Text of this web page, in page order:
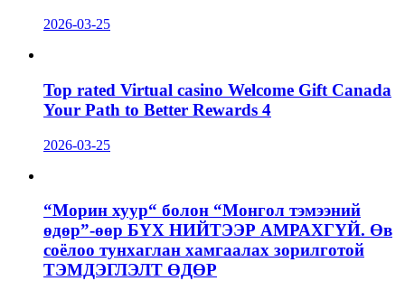
2026-03-25
Top rated Virtual casino Welcome Gift Canada
Your Path to Better Rewards 4
2026-03-25
“Морин хуур“ болон “Монгол тэмээний
өдөр”-өөр БҮХ НИЙТЭЭР АМРАХГҮЙ. Өв
соёлоо тунхаглан хамгаалах зорилготой
ТЭМДЭГЛЭЛТ ӨДӨР